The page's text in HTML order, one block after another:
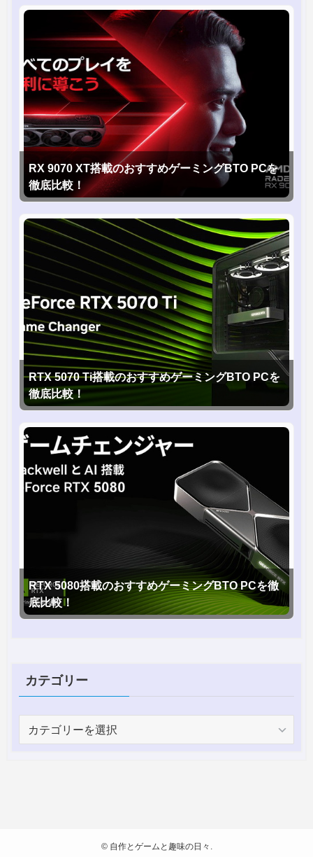
RX 9070 XT搭載のおすすめゲーミングBTO PCを
徹底比較！
RTX 5070 Ti搭載のおすすめゲーミングBTO PCを
徹底比較！
RTX 5080搭載のおすすめゲーミングBTO PCを徹
底比較！
カテゴリー
©自作とゲームと趣味の日々.